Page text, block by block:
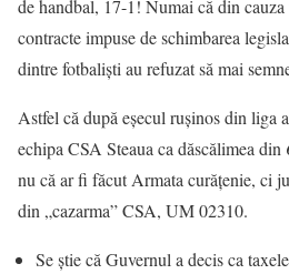
de handbal, 17-1! Numai că din
contracte impuse de schimbarea
dintre fotbalişti au refuzat să mai
Astfel că după eșecul rușinos din liga
echipa CSA Steaua ca dăscălimea din
nu că ar fi făcut Armata curățenie, ci
din „cazarma” CSA, UM 02310.
Se știe că Guvernul a decis ca